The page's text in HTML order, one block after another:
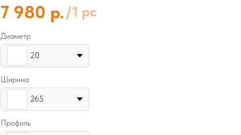
7 980 р. /1 pc
Диаметр
20
Ширина
265
Профиль